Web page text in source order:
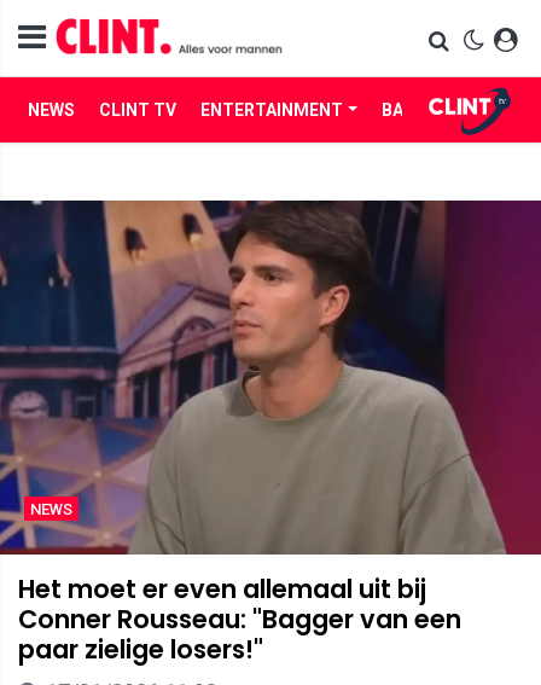
NEWS CLINT TV ENTERTAINMENT BABES LIFE
NEWS
Het moet er even allemaal uit bij
Conner Rousseau: "Bagger van een
paar zielige losers!"